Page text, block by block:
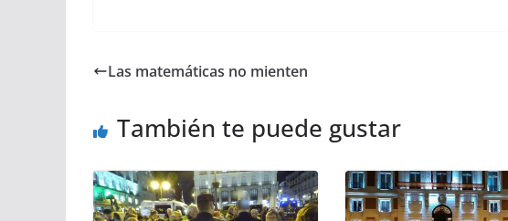
Las matemáticas no mienten
También te puede gustar